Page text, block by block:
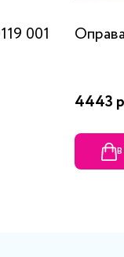
001
4443